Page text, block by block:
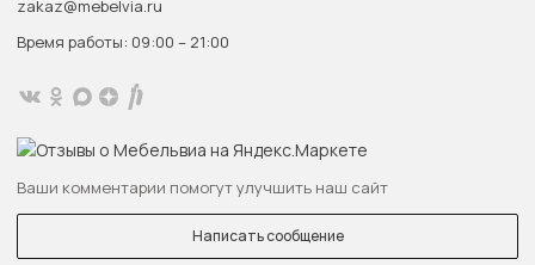
zakaz@mebelvia.ru
Время работы: 09:00 – 21:00
Ваши комментарии помогут улучшить наш сайт
Написать сообщение